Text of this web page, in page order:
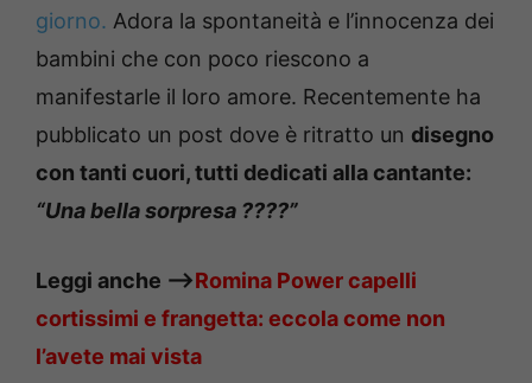
giorno. Adora la spontaneità e l’innocenza dei
bambini che con poco riescono a
manifestarle il loro amore. Recentemente ha
pubblicato un post dove è ritratto un disegno
con tanti cuori, tutti dedicati alla cantante:
“Una bella sorpresa ????”
Leggi anche —->Romina Power capelli
cortissimi e frangetta: eccola come non
l’avete mai vista